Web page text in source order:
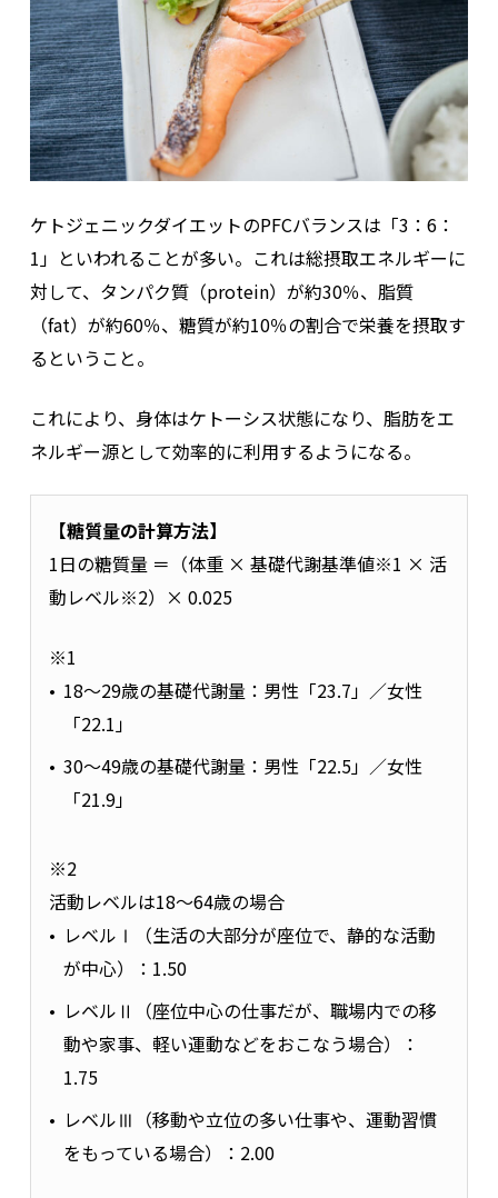
ケトジェニックダイエットのPFCバランスは「3：6：
1」といわれることが多い。これは総摂取エネルギーに
対して、タンパク質（protein）が約30％、脂質
（fat）が約60％、糖質が約10％の割合で栄養を摂取す
るということ。
これにより、身体はケトーシス状態になり、脂肪をエ
ネルギー源として効率的に利用するようになる。
【糖質量の計算方法】
1日の糖質量 ＝（体重 × 基礎代謝基準値※1 × 活
動レベル※2）× 0.025
※1
18～29歳の基礎代謝量：男性「23.7」／女性
「22.1」
30～49歳の基礎代謝量：男性「22.5」／女性
「21.9」
※2
活動レベルは18～64歳の場合
レベルⅠ（生活の大部分が座位で、静的な活動
が中心）：1.50
レベルⅡ（座位中心の仕事だが、職場内での移
動や家事、軽い運動などをおこなう場合）：
1.75
レベルⅢ（移動や立位の多い仕事や、運動習慣
をもっている場合）：2.00